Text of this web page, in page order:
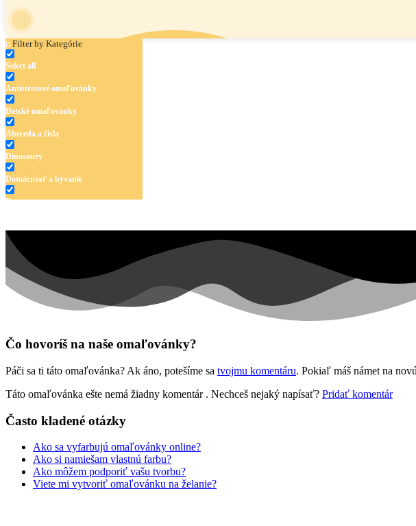
Filter by Kategórie
Select all
Antistresové omaľovánky
Detské omaľovánky
Abeceda a čísla
Dinosaury
Domácnosť a bývanie
Doprava
Jar a Veľká noc
Jeseň a Halloween
Kvety
Ľudia a cirkus
Rozprávky a rozprávkové postavy
Šport
Valentín / láska
Čo hovoríš na naše omaľovánky?
Páči sa ti táto omaľovánka? Ak áno, potešíme sa tvojmu komentáru. Pokiaľ máš námet na
Táto omaľovánka ešte nemá žiadny komentár . Nechceš nejaký napísať? Pridať komentár
Často kladené otázky
Ako sa vyfarbujú omaľovánky online?
Ako si namiešam vlastnú farbu?
Ako môžem podporiť vašu tvorbu?
Viete mi vytvoriť omaľovánku na želanie?